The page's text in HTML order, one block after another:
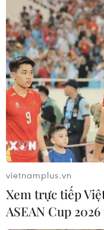
vietnamplus.vn
Xem trực tiếp
ASEAN Cup